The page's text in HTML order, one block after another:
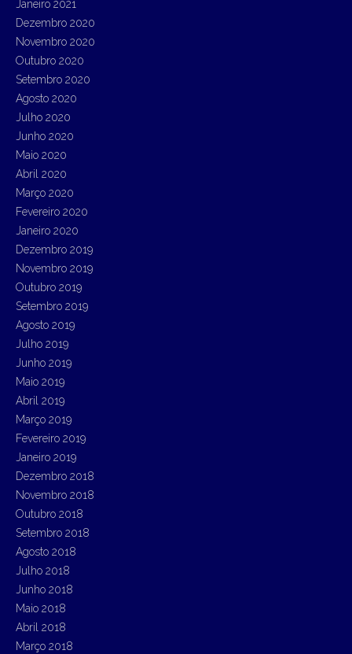
Janeiro 2021
Dezembro 2020
Novembro 2020
Outubro 2020
Setembro 2020
Agosto 2020
Julho 2020
Junho 2020
Maio 2020
Abril 2020
Março 2020
Fevereiro 2020
Janeiro 2020
Dezembro 2019
Novembro 2019
Outubro 2019
Setembro 2019
Agosto 2019
Julho 2019
Junho 2019
Maio 2019
Abril 2019
Março 2019
Fevereiro 2019
Janeiro 2019
Dezembro 2018
Novembro 2018
Outubro 2018
Setembro 2018
Agosto 2018
Julho 2018
Junho 2018
Maio 2018
Abril 2018
Março 2018